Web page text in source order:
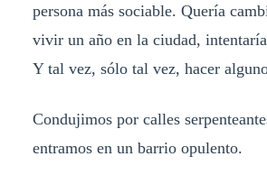
persona más sociable. Quería
vivir un año en la ciudad,
Y tal vez, sólo tal vez, hacer
Condujimos por calles
entramos en un barrio opulento.